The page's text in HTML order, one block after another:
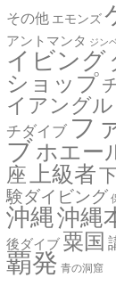
その他 エモンズ
アントマンタ
ジン
イビング
ショップ
イアングル
チダイブ フ
ブホエー
座
上級者
験ダイビング
沖縄沖縄
後ダイブ 粟国
覇発 青の洞窟